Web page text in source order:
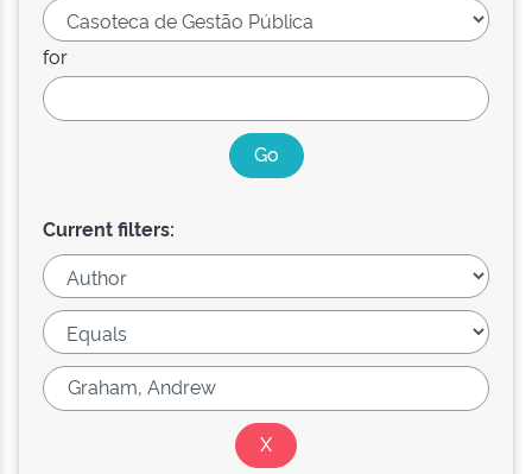
for
Current filters: